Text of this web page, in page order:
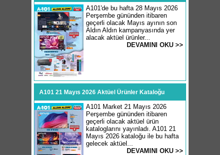
A101'de bu hafta 28 Mayıs 2026
Perşembe gününden itibaren
geçerli olacak Mayıs ayının son
Aldın Aldın kampanyasında yer
alacak aktüel ürünler...
DEVAMINI OKU >>
A101 21 Mayıs 2026 Aktüel Ürünler Kataloğu
A101 Market 21 Mayıs 2026
Perşembe gününden itibaren
geçerli olacak aktüel ürün
kataloglarını yayınladı. A101 21
Mayıs 2026 kataloğu ile bu hafta
gelecek aktüel...
DEVAMINI OKU >>